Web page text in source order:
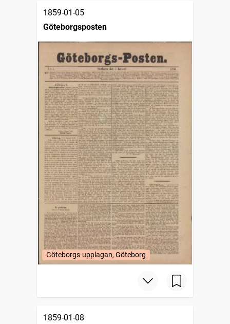
1859-01-05
Göteborgsposten
Göteborgs-upplagan, Göteborg
1859-01-08